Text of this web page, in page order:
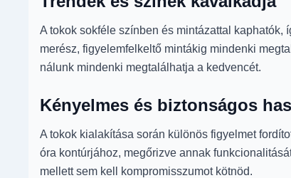
A tokok sokféle színben és mintázattal
merész, figyelemfelkeltő mintákig mindenki
nálunk mindenki megtalálhatja a kedvencét.
Kényelmes és biztonságos
A tokok kialakítása során különös figyelmet
óra kontúrjához, megőrizve annak
mellett sem kell kompromisszumot kötnöd.